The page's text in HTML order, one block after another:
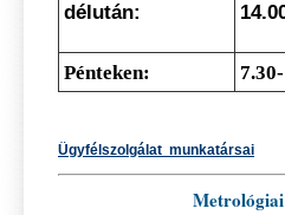
délután:
Pénteken: 7.3
Ügyfélszolgálat munkatársai
Metrológiai